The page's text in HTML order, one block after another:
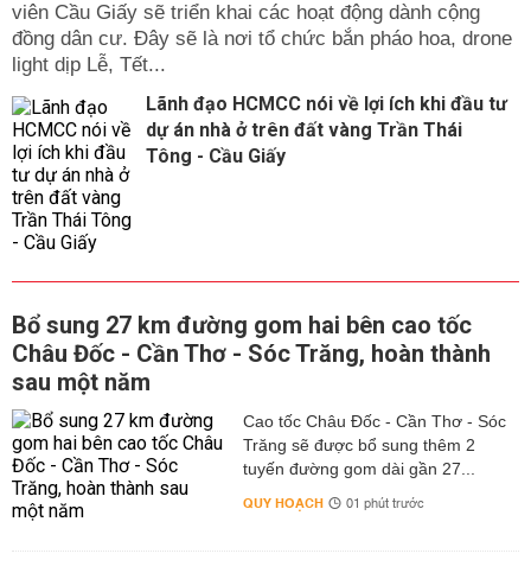
viên Cầu Giấy sẽ triển khai các hoạt động dành cộng
đồng dân cư. Đây sẽ là nơi tổ chức bắn pháo hoa, drone
light dịp Lễ, Tết...
Lãnh đạo HCMCC nói về lợi ích khi đầu tư
dự án nhà ở trên đất vàng Trần Thái
Tông - Cầu Giấy
Bổ sung 27 km đường gom hai bên cao tốc
Châu Đốc - Cần Thơ - Sóc Trăng, hoàn thành
sau một năm
Cao tốc Châu Đốc - Cần Thơ - Sóc
Trăng sẽ được bổ sung thêm 2
tuyến đường gom dài gần 27...
QUY HOẠCH 01 phút trước